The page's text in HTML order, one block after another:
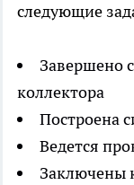
следующие
Завершено
коллектора
Построена
Ведется
Заключены